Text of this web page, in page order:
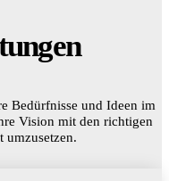
Bedürfnisse und Ideen im
Vision mit den richtigen
umzusetzen.